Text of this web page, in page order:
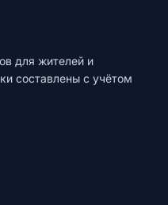
для жителей и
составлены с учётом